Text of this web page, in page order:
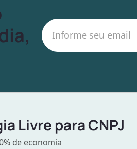
Livre para CNPJ
de economia